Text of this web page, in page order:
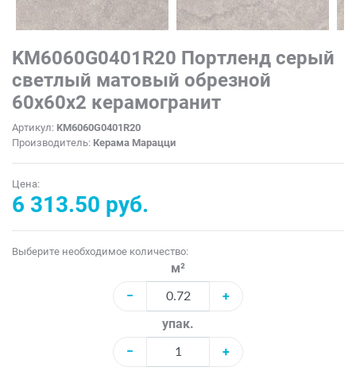
KM6060G0401R20 Портленд серый
светлый матовый обрезной
60x60x2 керамогранит
Артикул: KM6060G0401R20
Производитель: Керама Марацци
Цена:
6 313.50 руб.
Выберите необходимое количество:
м²
−
+
упак.
−
+